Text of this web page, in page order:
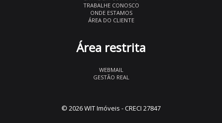
TRABALHE CONOSCO
ONDE ESTAMOS
ÁREA DO CLIENTE
Área restrita
WEBMAIL
GESTÃO REAL
© 2026 WIT Imóveis - CRECI 27847